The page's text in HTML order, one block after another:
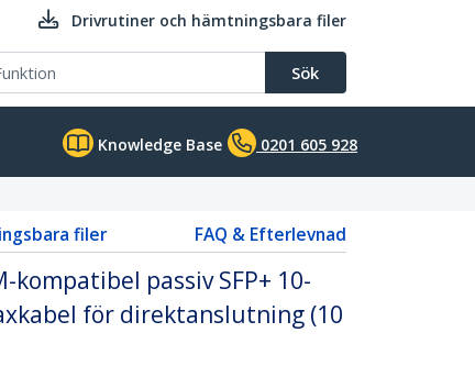
Drivrutiner och hämtningsbara filer
Sök
Knowledge Base 0201 605 928
filer FAQ & Efterlevnad
kompatibel passiv SFP+ 10-
för direktanslutning (10